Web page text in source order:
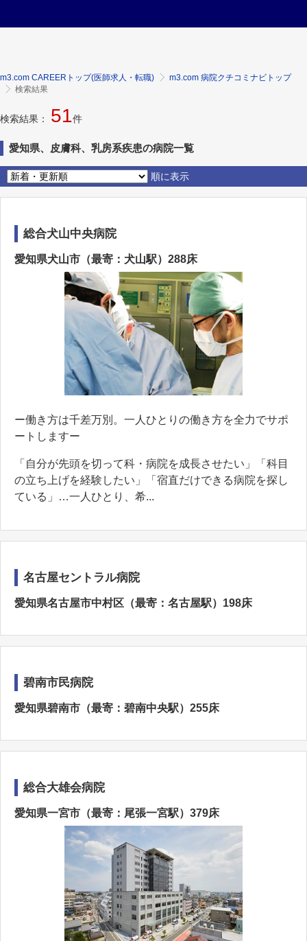
m3.com CAREERトップ(医師求人・転職)
m3.com 病院クチコミナビトップ
検索結果
検索結果： 51件
愛知県、皮膚科、乳房系疾患の病院一覧
順に表示
総合犬山中央病院
愛知県犬山市（最寄：犬山駅）288床
ー働き方は千差万別。一人ひとりの働き方を全力でサポ
ートしますー
「自分が先頭を切って科・病院を成長させたい」「科目
の立ち上げを経験したい」「宿直だけできる病院を探し
ている」…一人ひとり、希...
名古屋セントラル病院
愛知県名古屋市中村区（最寄：名古屋駅）198床
碧南市民病院
愛知県碧南市（最寄：碧南中央駅）255床
総合大雄会病院
愛知県一宮市（最寄：尾張一宮駅）379床